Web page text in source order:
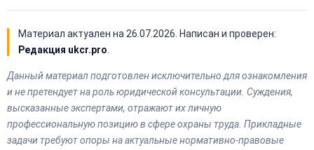
Материал актуален на 26.07.2026 . Написан и проверен:
Редакция ukcr.pro
Данный материал подготовлен исключительно для ознакомления
и не претендует на роль юридической консультации. Суждения,
высказанные экспертами, отражают их личную
профессиональную позицию в сфере охраны труда. Прикладные
задачи требуют опоры на актуальные нормативно-правовые